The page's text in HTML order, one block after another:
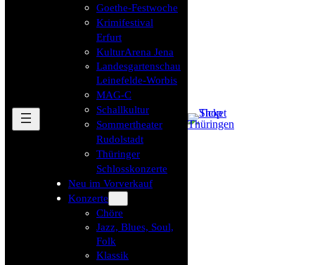
Goethe-Festwoche
Krimifestival
Erfurt
KulturArena Jena
Landesgartenschau
Leinefelde-Worbis
MAG-C
Schallkultur
Sommertheater
Rudolstadt
Thüringer
Schlosskonzerte
Neu im Vorverkauf
Konzerte
Chöre
Jazz, Blues, Soul,
Folk
Klassik